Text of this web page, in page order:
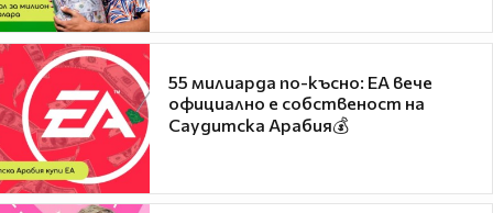
55 милиарда по-късно: EA вече
официално е собственост на
Саудитска Арабия💰